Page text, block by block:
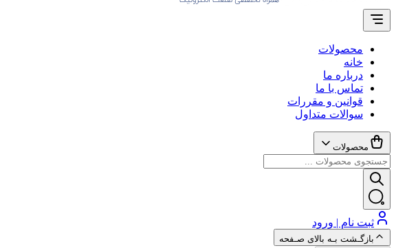
محصولات
خانه
درباره ما
تماس با ما
قوانین و مقررات
سوالات متداول
محصولات
ثبت نام | ورود
بازگـشت بـه بالای صـفحه